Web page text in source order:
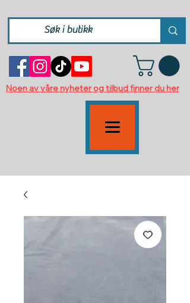
Noen av våre nyheter og tilbud finner du her